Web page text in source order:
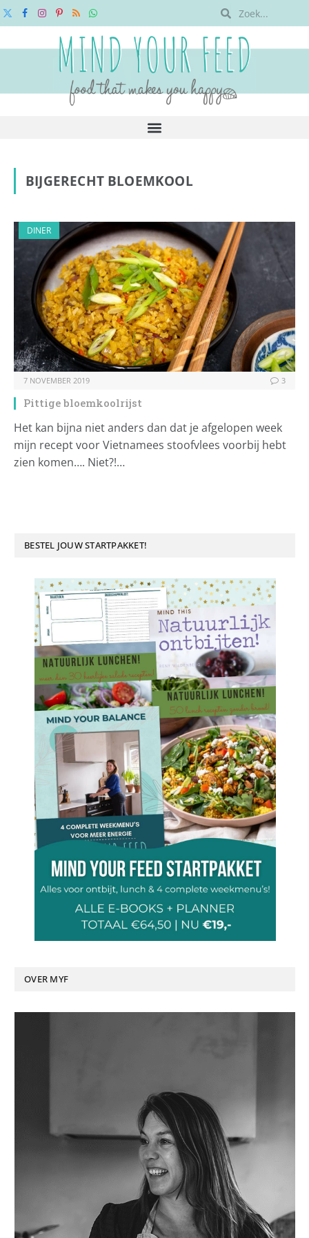
X
FacebookInstagram
Pinterest
RSSWhatsApp
BIJGERECHT BLOEMKOOL
DINER
7 NOVEMBER 2019 3
Pittige bloemkoolrijst
Het kan bijna niet anders dan dat je afgelopen week
mijn recept voor Vietnamees stoofvlees voorbij hebt
zien komen…. Niet?!…
BESTEL JOUW STARTPAKKET!
OVER MYF